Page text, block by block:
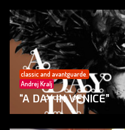
classic and avantguarde.
Andrej Kralj
“A DAY IN VENICE”